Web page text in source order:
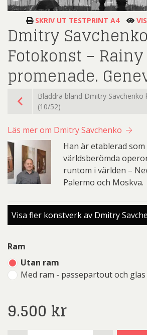
SKRIV UT TESTPRINT A4
Dmitry
Fotokonst – Rainy
promenade.
Bläddra bland Dmitry Savchenko
(10/52)
Läs mer om Dmitry Savchenko
Han är etablerad
världsberömda
runtom i världen –
Palermo och Moskva.
Visa fler konstverk av Dmitry
Ram
Utan ram
Med ram - passepartout och glas
9.500 kr